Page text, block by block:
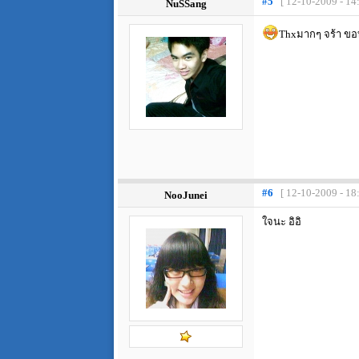
NuSSang
Thxมากๆ จร้า ข
NooJunei #6 [ 12-10-2009 -
ใจนะ อิอิ